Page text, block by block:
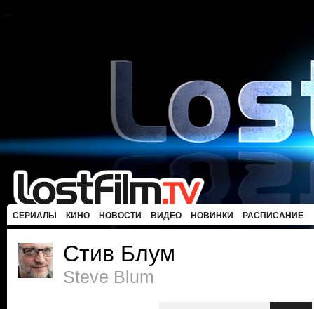
СЕРИАЛЫ КИНО НОВОСТИ ВИДЕО НОВИНКИ РАСПИСАНИЕ
Стив Блум
Steve Blum